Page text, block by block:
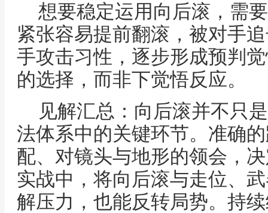
想要稳定运用向后滚，需
紧张容易提前翻滚，被对手
手攻击习性，逐步形成预判
的选择，而非下觉悟反应。
见解汇总：向后滚并不只
法体系中的关键环节。准确
配、对镜头与地形的领会，
实战中，将向后滚与走位、
解压力，也能反转局势。持